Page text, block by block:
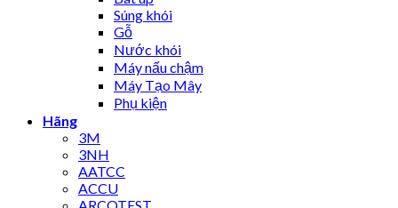
Súng khói
Gỗ
Nước khói
Máy nấu chậm
Máy Tạo Mây
Phụ kiện
Hãng
3M
3NH
AATCC
ACCU